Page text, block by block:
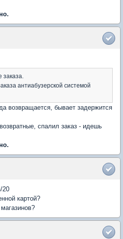
антиабузерской системой
возвращается, бывает задержится
спалил заказ - идешь
20
картой?